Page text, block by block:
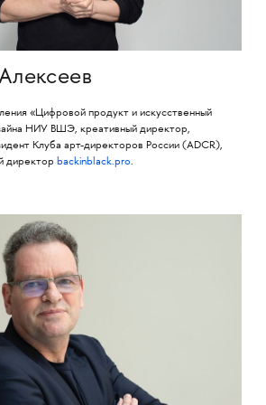
«Цифровой продукт и искусственный
НИУ ВШЭ, креативный директор,
Клуба арт-директоров России (ADCR),
директор backinblack.pro.